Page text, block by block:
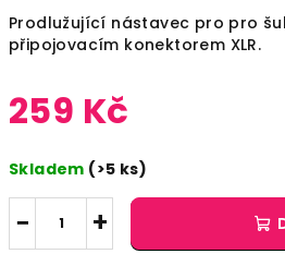
Prodlužující nástavec pro pro
připojovacím konektorem XLR.
259 Kč
cena:
Skladem (>5 ks)
+
−